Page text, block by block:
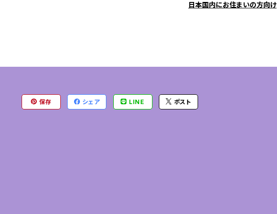
日本国内にお住まいの方向け
保存 シェア LINE ポスト